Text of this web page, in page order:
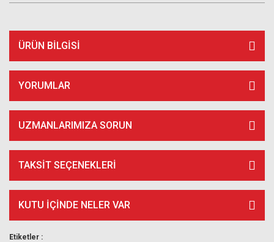
ÜRÜN BILGISI
YORUMLAR
UZMANLARIMIZA SORUN
TAKSIT SEÇENEKLERI
KUTU İÇİNDE NELER VAR
Etiketler :